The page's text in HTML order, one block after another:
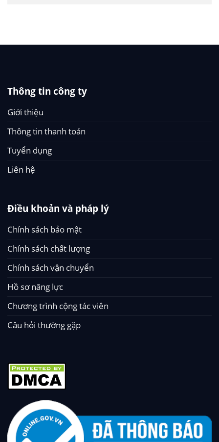
Thông tin công ty
Giới thiệu
Thông tin thanh toán
Tuyển dụng
Liên hệ
Điều khoản và pháp lý
Chính sách bảo mật
Chính sách chất lượng
Chính sách vận chuyển
Hồ sơ năng lực
Chương trình cộng tác viên
Câu hỏi thường gặp